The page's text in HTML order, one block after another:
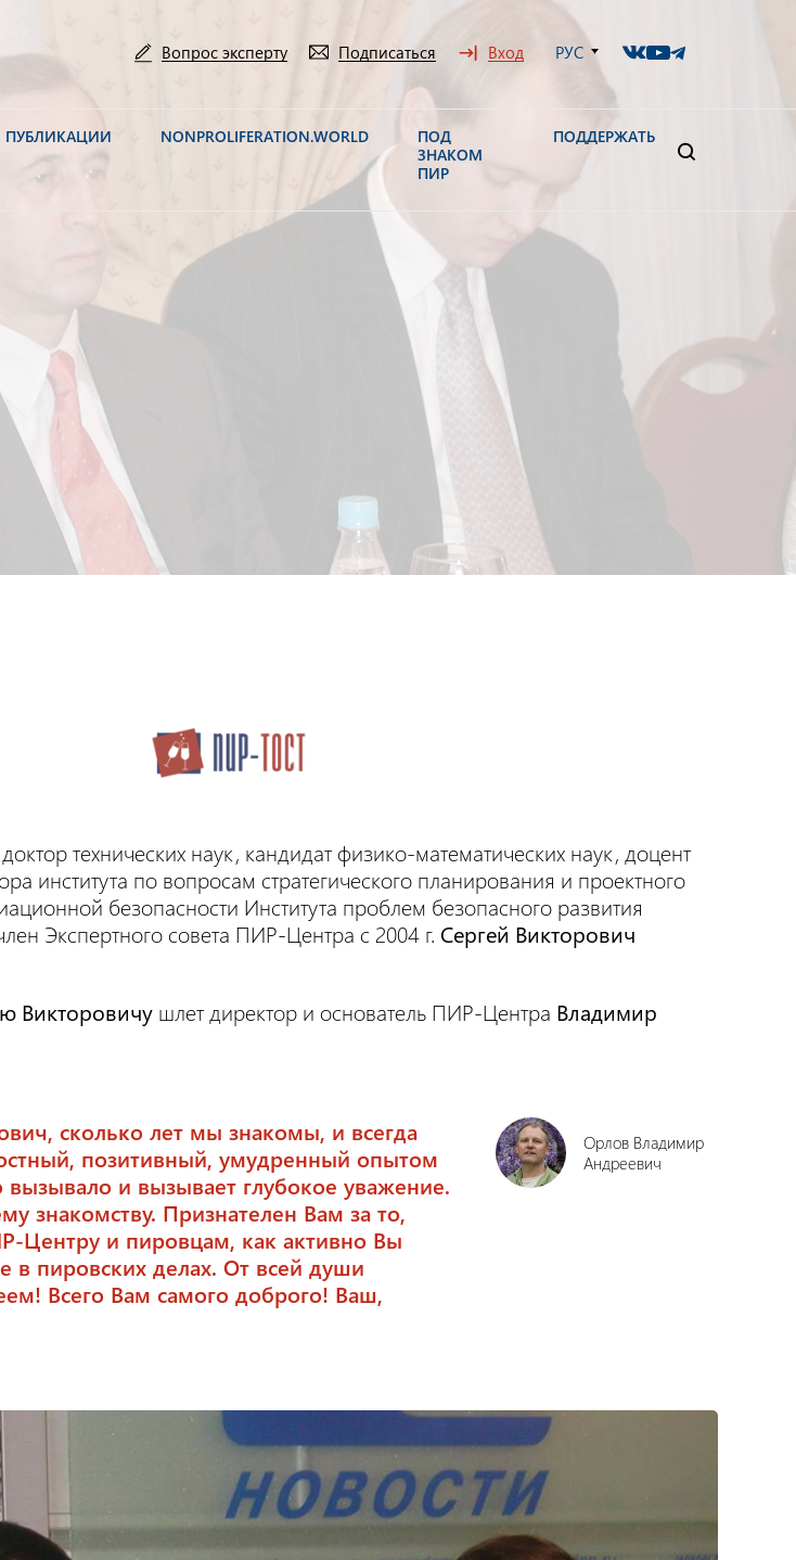
Вопрос эксперту Подписаться Вход РУС
ПУБЛИКАЦИИ NONPROLIFERATION.WORLD
ПОД
ЗНАКОМ
ПИР
ПОДДЕРЖАТЬ
технических наук, кандидат физико-математических наук, доцент
института по вопросам стратегического планирования и проектного
безопасности Института проблем безопасного развития
Экспертного совета ПИР-Центра с 2004 г. Сергей Викторович
Викторовичу шлет директор и основатель ПИР-Центра Владимир
сколько лет мы знакомы, и всегда
позитивный, умудренный опытом
и вызывает глубокое уважение.
знакомству. Признателен Вам за то,
Центру и пировцам, как активно Вы
в пировских делах. От всей души
Всего Вам самого доброго! Ваш,
Орлов Владимир
Андреевич